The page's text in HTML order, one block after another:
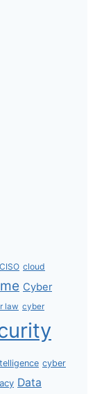
CISO cloud
Cyber
law cyber
cyber
Data